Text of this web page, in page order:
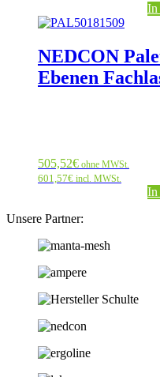
In
NEDCON
Ebenen
505,52€ ohne MWSt.
601,57€ incl. MWSt.
In
Unsere Partner: